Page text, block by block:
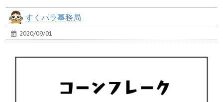
すくパラ事務局
2020/09/01